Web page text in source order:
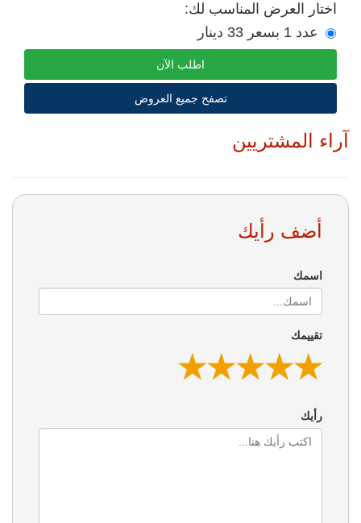
اختار العرض المناسب لك:
عدد 1 بسعر 33 دينار
اطلب الآن
تصفح جميع العروض
آراء المشتريين
أضف رأيك
اسمك
تقييمك
★
★
★★
★
★ ★
★
★
★ ★
★
★
★
★
رأيك